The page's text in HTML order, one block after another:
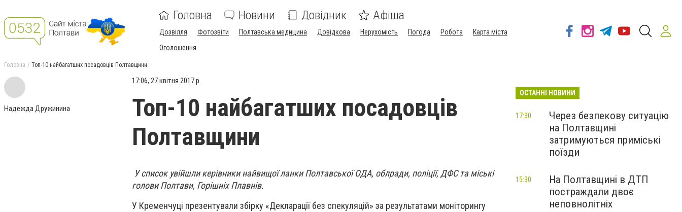
Головна Новини Довідник Афіша
Дозвілля Фотозвіти Полтавська медицина Довідкова Нерухомість Погода Робота
Карта міста
Оголошення
Головна Топ-10 найбагатших посадовців Полтавщини
Надежда Дружинина
17:06, 27 квітня 2017 р.
Топ-10 найбагатших посадовців
Полтавщини
У список увійшли керівники найвищої ланки Полтавської ОДА, облради, поліції, ДФС та міські
голови Полтави, Горішніх Плавнів.
У Кременчуці презентували збірку «Декларації без спекуляцій» за результатами моніторингу
ОСТАННІ НОВИНИ
Через безпекову ситуацію
на Полтавщині
затримуються приміські
поїзди
17:30
На Полтавщині в ДТП
постраждали двоє
неповнолітніх
15:30